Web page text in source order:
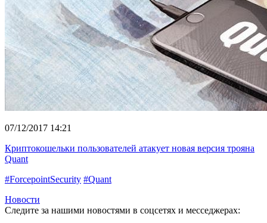
07/12/2017 14:21
Криптокошельки пользователей атакует новая версия трояна
Quant
#ForcepointSecurity #Quant
Новости
Следите за нашими новостями в соцсетях и месседжерах: